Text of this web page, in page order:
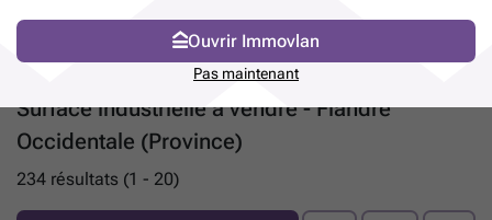
Surface industrielle à vendre - Flandre
Occidentale (Province)
234 résultats (1 - 20)
Ouvrir Immovlan
Pas maintenant